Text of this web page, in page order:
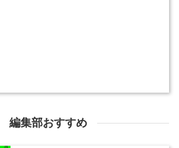
編集部おすすめ